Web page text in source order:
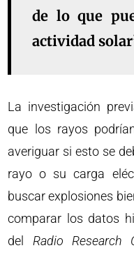
de lo que
actividad
La investigación
que los rayos
averiguar si esto se
rayo o su carga
buscar explosiones
comparar los datos
del Radio Research